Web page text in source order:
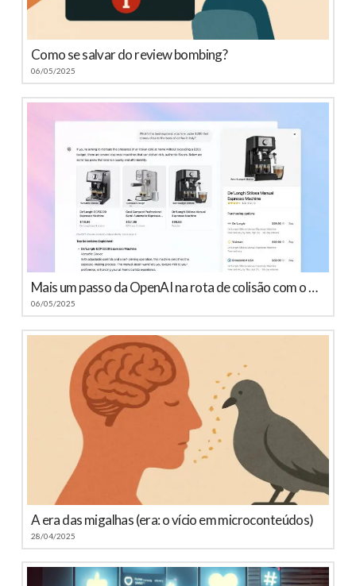
Como se salvar do review bombing?
06/05/2025
Mais um passo da OpenAI na rota de colisão com o Google
06/05/2025
A era das migalhas (era: o vício em microconteúdos)
28/04/2025